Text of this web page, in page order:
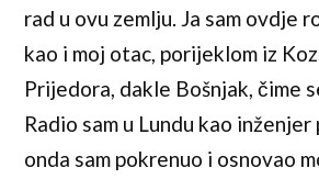
rad u ovu zemlju. Ja sam ovdje
kao i moj otac, porijeklom iz
Prijedora, dakle Bošnjak, čime
Radio sam u Lundu kao
onda sam pokrenuo i osnovao